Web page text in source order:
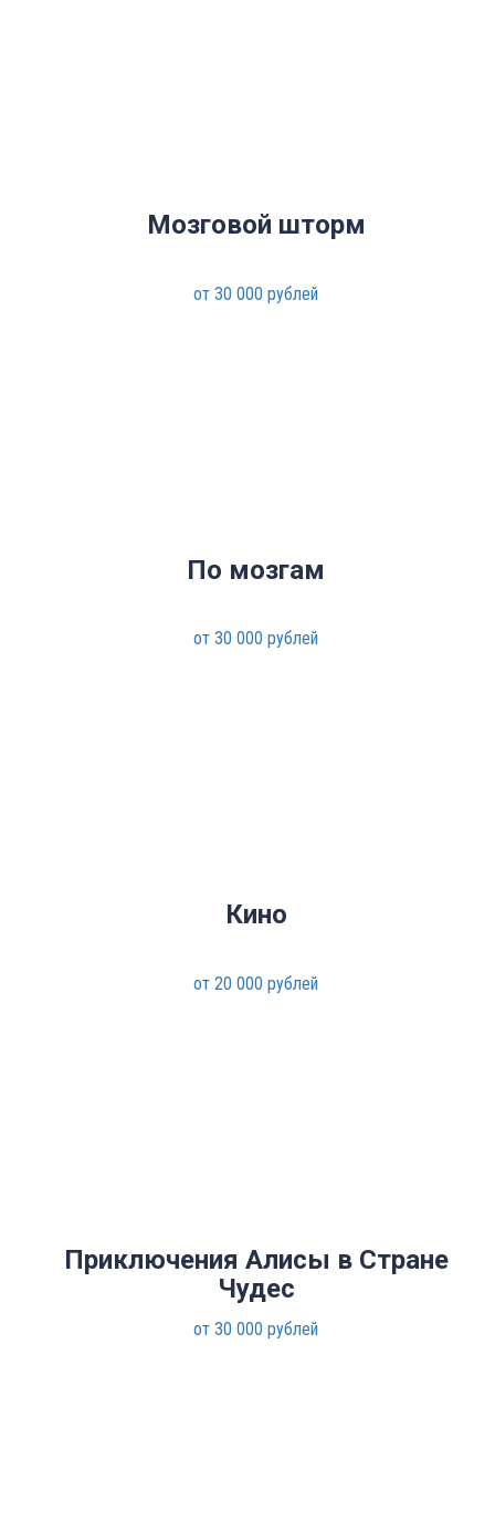
Мозговой шторм
от 30 000 рублей
По мозгам
от 30 000 рублей
Кино
от 20 000 рублей
Приключения Алисы в Стране
Чудес
от 30 000 рублей